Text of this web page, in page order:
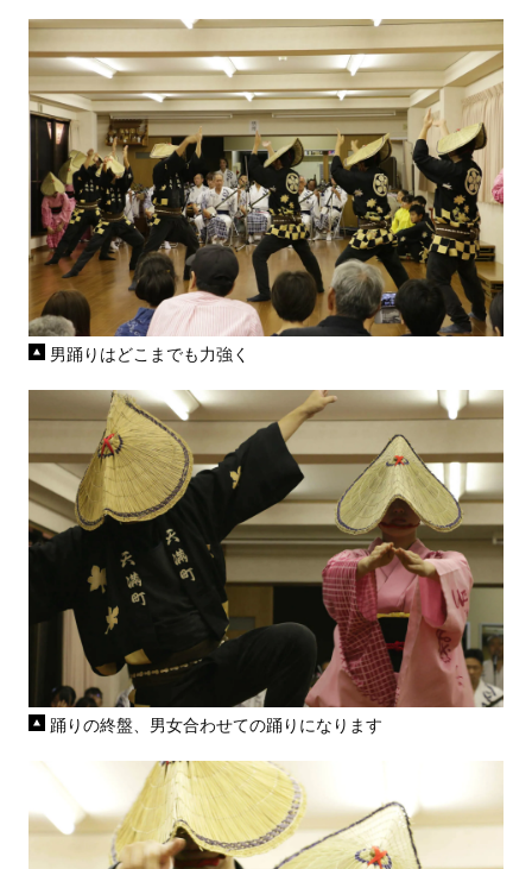
男踊りはどこまでも力強く
踊りの終盤、男女合わせての踊りになります